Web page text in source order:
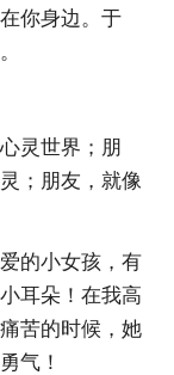
你身边。于
灵世界；朋
；朋友，就像
的小女孩，有
耳朵！在我高
苦的时候，她
气！